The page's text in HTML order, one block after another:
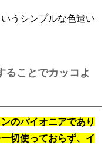
うシンプルな色遣い
ることでカッコよ
のパイオニアであり
切使っておらず、イ